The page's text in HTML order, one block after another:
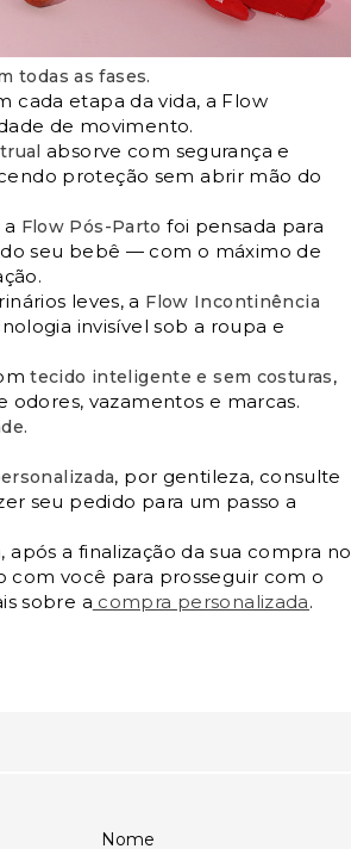
todas as fases.
cada etapa da vida, a Flow
de movimento.
absorve com segurança e
proteção sem abrir mão do
Flow Pós-Parto foi pensada para
seu bebê — com o máximo de
leves, a Flow Incontinência
invisível sob a roupa e
tecido inteligente e sem costuras,
odores, vazamentos e marcas.
, por gentileza, consulte
seu pedido para um passo a
a finalização da sua compra no
com você para prosseguir com o
sobre a compra personalizada.
Nome